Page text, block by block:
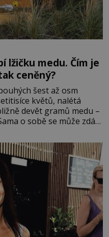
lžičku medu. Čím je
ceněný?
šest až osm
květů, nalétá
devět gramů medu –
o sobě se může zdát
jeden z